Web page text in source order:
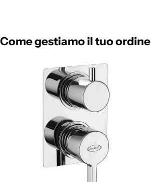
Come gestiamo il tuo ordine